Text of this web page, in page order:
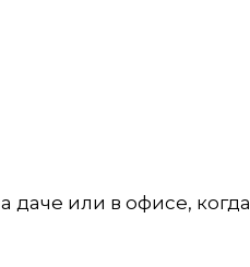
даче или в офисе, когда